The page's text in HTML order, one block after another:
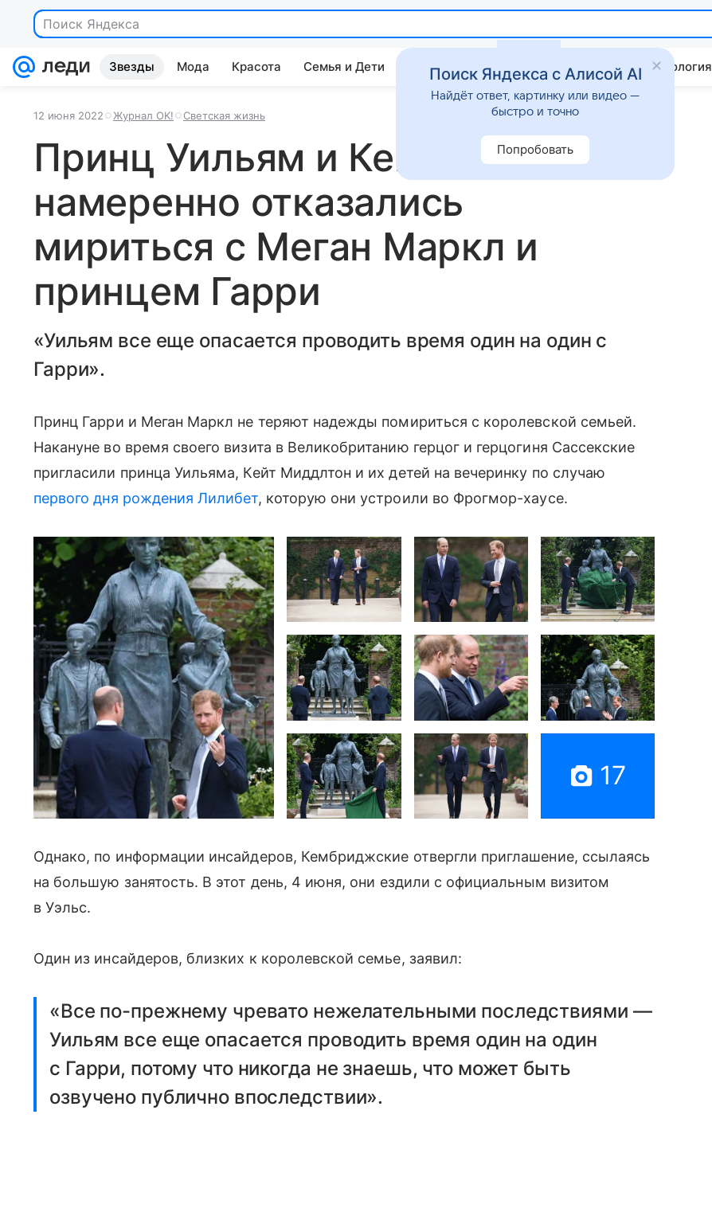
Поиск Яндекса
Звезды Мода Красота Семья и Дети Дом Гороскопы Стиль жизни Психология
12 июня 2022 Журнал OK! Светская жизнь
Принц Уильям и Кейт Миддлтон
намеренно отказались
мириться с Меган Маркл и
принцем Гарри
«Уильям все еще опасается проводить время один на один с
Гарри».
Принц Гарри и Меган Маркл не теряют надежды помириться с королевской семьей.
Накануне во время своего визита в Великобританию герцог и герцогиня Сассекские
пригласили принца Уильяма, Кейт Миддлтон и их детей на вечеринку по случаю
первого дня рождения Лилибет, которую они устроили во Фрогмор-хаусе.
17
Однако, по информации инсайдеров, Кембриджские отвергли приглашение, ссылаясь
на большую занятость. В этот день, 4 июня, они ездили с официальным визитом
в Уэльс.
Один из инсайдеров, близких к королевской семье, заявил:
«Все по-прежнему чревато нежелательными последствиями —
Уильям все еще опасается проводить время один на один
с Гарри, потому что никогда не знаешь, что может быть
озвучено публично впоследствии».
Поиск Яндекса с Алисой AI
Найдёт ответ, картинку или видео —
быстро и точно
Попробовать